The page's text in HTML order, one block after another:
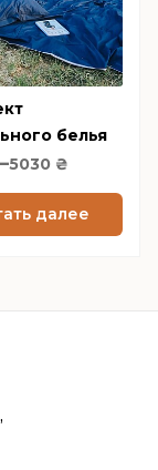
белья
Сатин
–5030 ₴
далее
variants.
The
options
be
chosen
on
the